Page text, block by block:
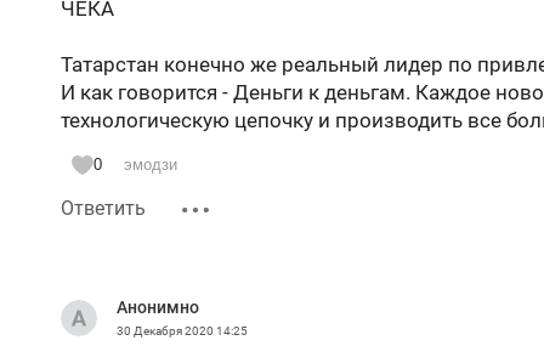
ЧЕКА
Татарстан конечно же реальный лидер по
И как говорится - Деньги к деньгам. Каждое
технологическую цепочку и производить все
0 эмодзи
Ответить
Анонимно
30 Декабря 2020 14:25